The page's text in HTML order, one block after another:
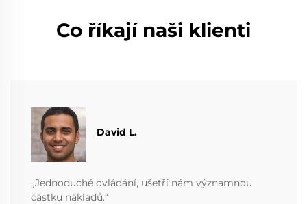
Co říkají naši klienti
David L.
„Jednoduché ovládání, ušetří nám významnou
částku nákladů.“